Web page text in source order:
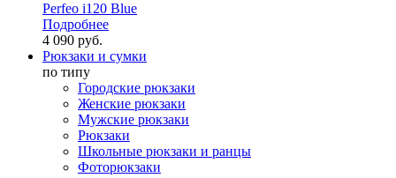
Perfeo i120 Blue
Подробнее
4 090 руб.
Рюкзаки и сумки
по типу
Городские рюкзаки
Женские рюкзаки
Мужские рюкзаки
Рюкзаки
Школьные рюкзаки и ранцы
Фоторюкзаки